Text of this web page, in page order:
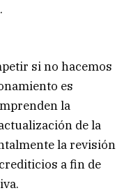
si no hacemos
es
la
de la
la revisión
a fin de